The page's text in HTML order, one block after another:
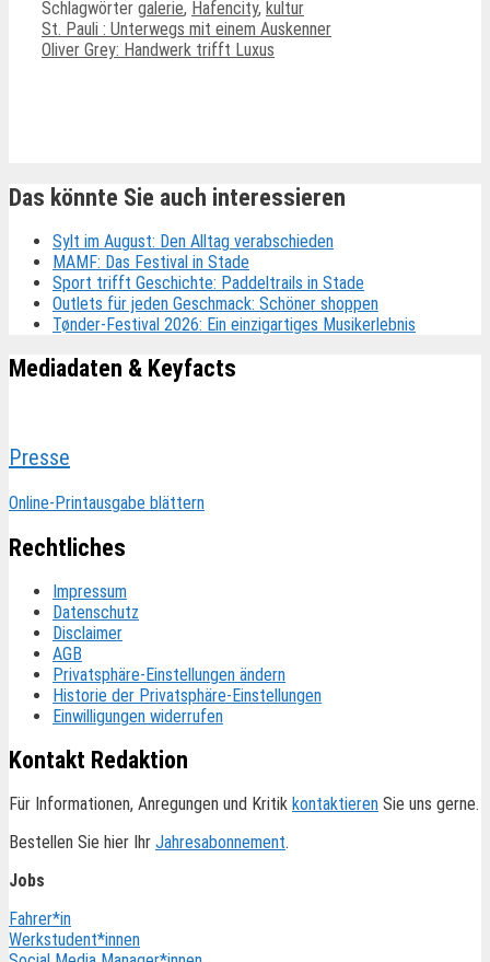
Schlagwörter galerie, Hafencity, kultur
St. Pauli : Unterwegs mit einem Auskenner
Oliver Grey: Handwerk trifft Luxus
Das könnte Sie auch interessieren
Sylt im August: Den Alltag verabschieden
MAMF: Das Festival in Stade
Sport trifft Geschichte: Paddeltrails in Stade
Outlets für jeden Geschmack: Schöner shoppen
Tønder-Festival 2026: Ein einzigartiges Musikerlebnis
Mediadaten & Keyfacts
Presse
Online-Printausgabe blättern
Rechtliches
Impressum
Datenschutz
Disclaimer
AGB
Privatsphäre-Einstellungen ändern
Historie der Privatsphäre-Einstellungen
Einwilligungen widerrufen
Kontakt Redaktion
Für Informationen, Anregungen und Kritik kontaktieren Sie uns gerne.
Bestellen Sie hier Ihr Jahresabonnement.
Jobs
Fahrer*in
Werkstudent*innen